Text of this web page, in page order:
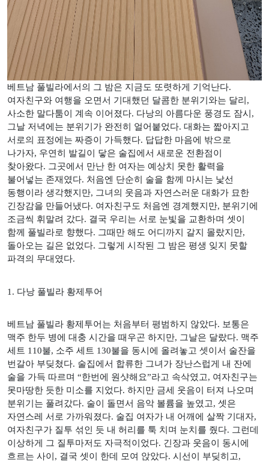
베트남 풀빌라에서의 그 밤은 지금도 또렷하게 기억난다.
여자친구와 여행을 오면서 기대했던 달콤한 분위기와는 달리 ,
사소한 말다툼이 계속 이어졌다. 다낭의 아름다운 풍경도 잠시 ,
그날 저녁에는 분위기가 완전히 얼어붙었다. 대화는 짧아지고
서로의 표정에는 짜증이 가득했다. 답답한 마음에 밖으로
나가자, 우연히 발길이 닿은 술집에서 새로운 전환점이
찾아왔다. 그곳에서 만난 한 여자는 예상치 못한 활력을
불어넣는 존재였다. 처음엔 단순히 술을 함께 마시는 낯선
동행이라 생각했지만, 그녀의 웃음과 자연스러운 대화가 묘한
긴장감을 만들어냈다. 여자친구도 처음엔 경계했지만, 분위기에
조금씩 휘말려 갔다. 결국 우리는 서로 눈빛을 교환하며 셋이
함께 풀빌라로 향했다. 그때만 해도 어디까지 갈지 몰랐지만,
돌아오는 길은 없었다. 그렇게 시작된 그 밤은 평생 잊지 못할
파격의 무대였다.
1. 다낭 풀빌라 황제투어
베트남 풀빌라 황제투어는 처음부터 평범하지 않았다. 보통은
맥주 한두 병에 대충 시간을 때우곤 하지만, 그날은 달랐다. 맥주
세트 110불, 소주 세트 130불을 동시에 올려놓고 셋이서 술잔을
번갈아 부딪쳤다. 술집에서 합류한 그녀가 장난스럽게 내 잔에
술을 가득 따르며 “한번에 원샷해요”라고 속삭였고, 여자친구는
못마땅한 듯한 미소를 지었다. 하지만 금세 웃음이 터져 나오며
분위기는 풀려갔다. 술이 돌면서 음악 볼륨을 높였고, 셋은
자연스레 서로 가까워졌다. 술집 여자가 내 어깨에 살짝 기대자,
여자친구가 질투 섞인 듯 내 허리를 툭 치며 눈치를 줬다. 그런데
이상하게 그 질투마저도 자극적이었다. 긴장과 웃음이 동시에
흐르는 사이 , 결국 셋이 한데 모여 앉았다. 시선이 부딪히고,